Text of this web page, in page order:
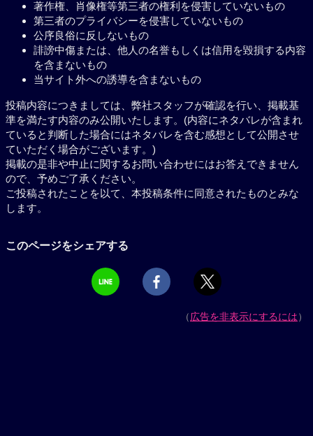
著作権、肖像権等第三者の権利を侵害していないもの
第三者のプライバシーを侵害していないもの
公序良俗に反しないもの
誹謗中傷または、他人の名誉もしくは信用を毀損する内容
を含まないもの
当サイト外への誘導を含まないもの
投稿内容につきましては、弊社スタッフが確認を行い、掲載基
準を満たす内容のみ公開いたします。(内容にネタバレが含まれ
ていると判断した場合にはネタバレを含む感想として公開させ
ていただく場合がございます。)
掲載の是非や中止に関するお問い合わせにはお答えできません
ので、予めご了承ください。
ご投稿されたことを以て、本投稿条件に同意されたものとみな
します。
このページをシェアする
（広告を非表示にするには）